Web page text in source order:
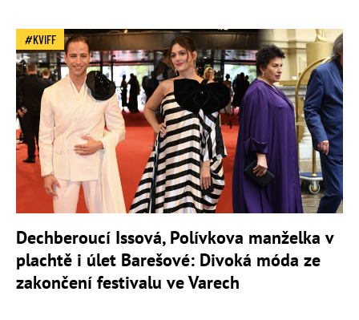
KVIFF
Dechberoucí Issová, Polívkova manželka v
plachtě i úlet Barešové: Divoká móda ze
zakončení festivalu ve Varech